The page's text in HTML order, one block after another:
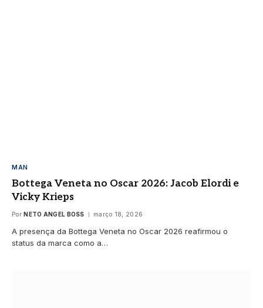
MAN
Bottega Veneta no Oscar 2026: Jacob Elordi e
Vicky Krieps
Por NETO ANGEL BOSS março 18, 2026
A presença da Bottega Veneta no Oscar 2026 reafirmou o
status da marca como a…